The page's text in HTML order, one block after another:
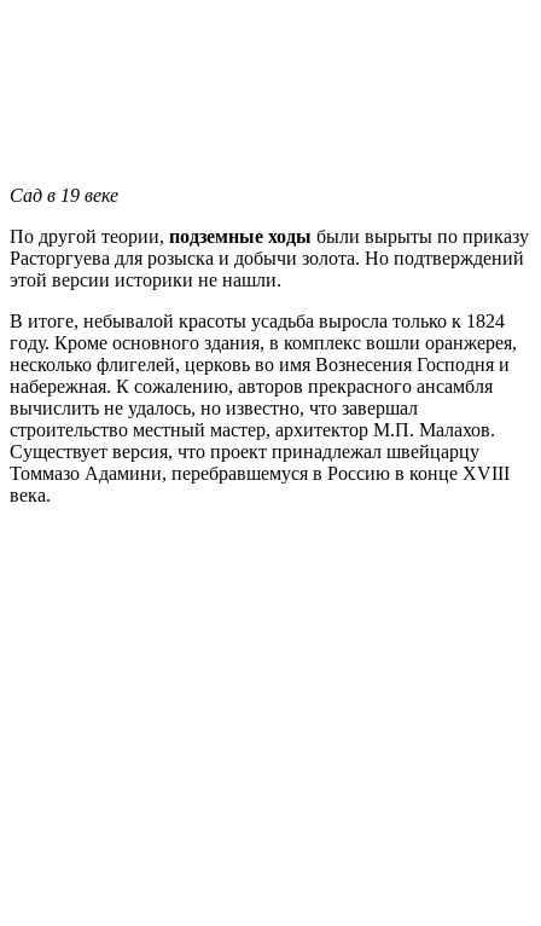
Сад в 19 веке
По другой теории, подземные ходы были вырыты по приказу
Расторгуева для розыска и добычи золота. Но подтверждений
этой версии историки не нашли.
В итоге, небывалой красоты усадьба выросла только к 1824
году. Кроме основного здания, в комплекс вошли оранжерея,
несколько флигелей, церковь во имя Вознесения Господня и
набережная. К сожалению, авторов прекрасного ансамбля
вычислить не удалось, но известно, что завершал
строительство местный мастер, архитектор М.П. Малахов.
Существует версия, что проект принадлежал швейцарцу
Томмазо Адамини, перебравшемуся в Россию в конце XVIII
века.